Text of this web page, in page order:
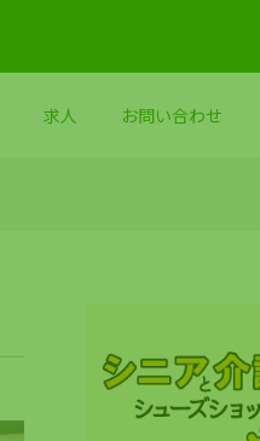
求人 お問い合わせ